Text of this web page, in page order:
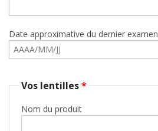
Date approximative du dernier examen
Vos lentilles*
Nom du produit